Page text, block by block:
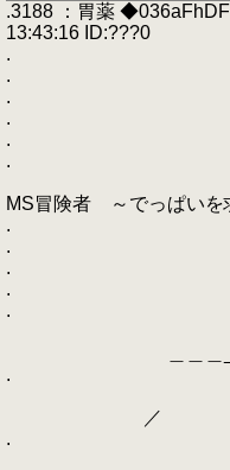
.3188 ：胃薬
13:43:16 ID:???0
.
.
.
.
.
.
MS冒険者 ～でっぱいを
.
.
.
.
.
.
／
.